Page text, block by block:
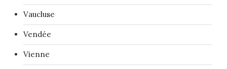
Vaucluse
Vendée
Vienne